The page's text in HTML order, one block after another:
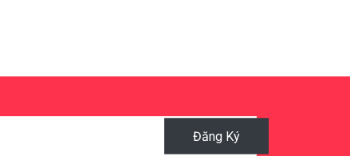
Đăng Ký